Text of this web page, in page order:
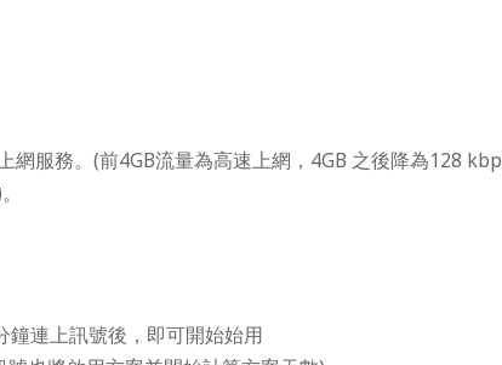
網服務。(前4GB流量為高速上網，4GB 之後降為128
連上訊號後，即可開始始用